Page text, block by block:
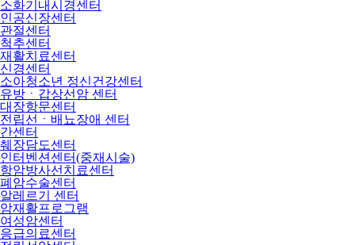
소화기내시경센터
인공신장센터
관절센터
척추센터
재활치료센터
신경센터
소아청소년 정신건강센터
유방ㆍ갑상선암 센터
대장항문센터
전립선ㆍ배뇨장애 센터
간센터
췌장담도센터
인터벤션센터(중재시술)
항암방사선치료센터
폐암수술센터
알레르기 센터
암재활프로그램
여성암센터
응급의료센터